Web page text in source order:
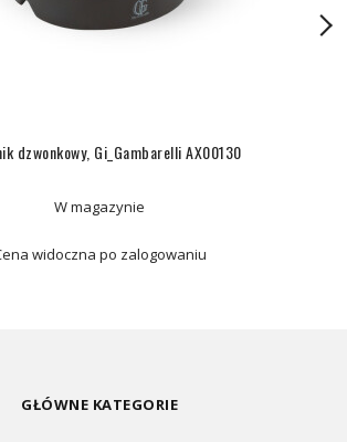
dzwonkowy, Gi_Gambarelli AX00130
W magazynie
widoczna po zalogowaniu
GŁÓWNE KATEGORIE